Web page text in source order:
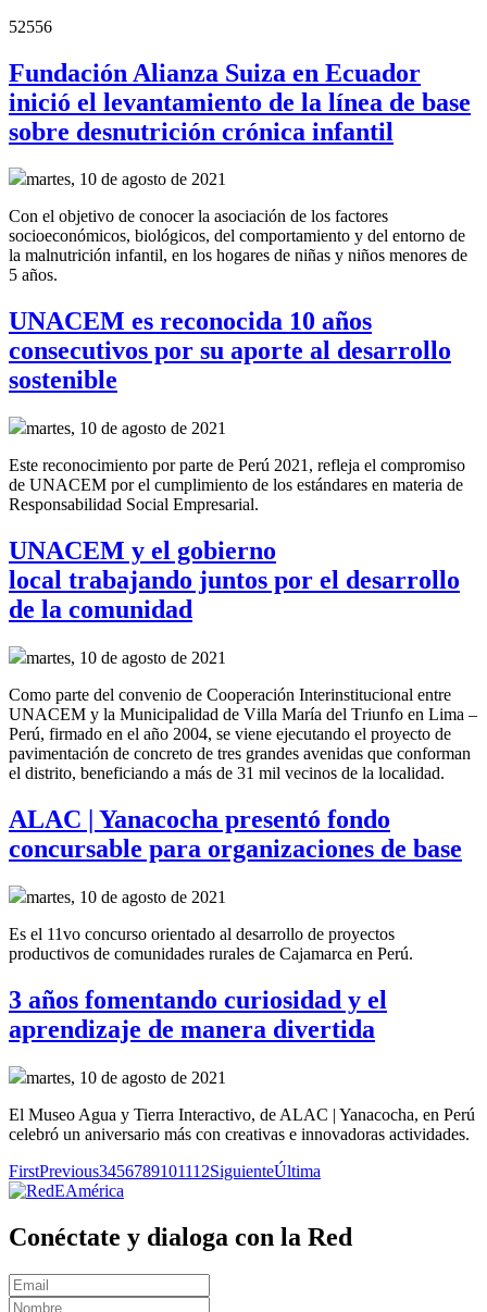
52556
Fundación Alianza Suiza en Ecuador
inició el levantamiento de la línea de base
sobre desnutrición crónica infantil
martes, 10 de agosto de 2021
Con el objetivo de conocer la asociación de los factores
socioeconómicos, biológicos, del comportamiento y del entorno de
la malnutrición infantil, en los hogares de niñas y niños menores de
5 años.
UNACEM es reconocida 10 años
consecutivos por su aporte al desarrollo
sostenible
martes, 10 de agosto de 2021
Este reconocimiento por parte de Perú 2021, refleja el compromiso
de UNACEM por el cumplimiento de los estándares en materia de
Responsabilidad Social Empresarial.
UNACEM y el gobierno
local trabajando juntos por el desarrollo
de la comunidad
martes, 10 de agosto de 2021
Como parte del convenio de Cooperación Interinstitucional entre
UNACEM y la Municipalidad de Villa María del Triunfo en Lima –
Perú, firmado en el año 2004, se viene ejecutando el proyecto de
pavimentación de concreto de tres grandes avenidas que conforman
el distrito, beneficiando a más de 31 mil vecinos de la localidad.
ALAC | Yanacocha presentó fondo
concursable para organizaciones de base
martes, 10 de agosto de 2021
Es el 11vo concurso orientado al desarrollo de proyectos
productivos de comunidades rurales de Cajamarca en Perú.
3 años fomentando curiosidad y el
aprendizaje de manera divertida
martes, 10 de agosto de 2021
El Museo Agua y Tierra Interactivo, de ALAC | Yanacocha, en Perú
celebró un aniversario más con creativas e innovadoras actividades.
FirstPrevious3456789101112SiguienteÚltima
Conéctate y dialoga con la Red